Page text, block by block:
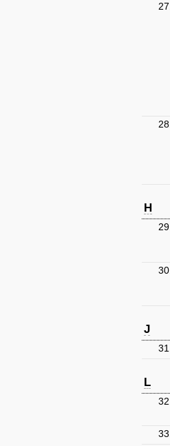
27.
28.
H
29.
30.
J
31.
L
32.
33.